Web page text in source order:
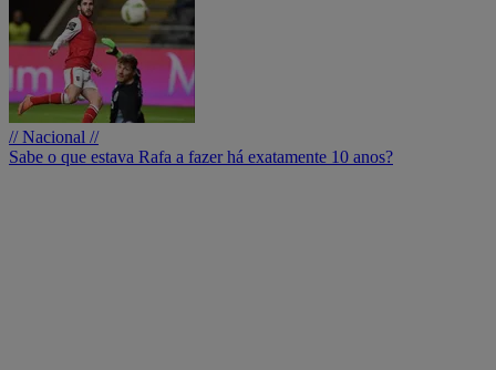
// Nacional //
Sabe o que estava Rafa a fazer há exatamente 10 anos?